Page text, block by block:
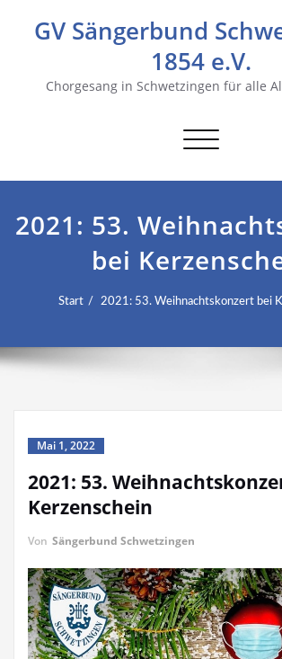
GV Sängerbund
1854 e.V.
Chorgesang in Schwetzingen für alle
Navigation
2021: 53.
bei
Start 2021: 53. Weihnachtskonzert bei
Mai 1, 2022
2021: 53.
Kerzenschein
Von Sängerbund Schwetzingen